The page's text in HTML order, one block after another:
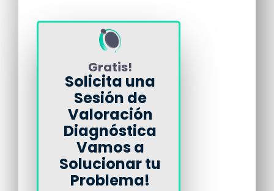
Gratis!
Solicita una
Sesión de
Valoración
Diagnóstica
Vamos a
Solucionar tu
Problema!